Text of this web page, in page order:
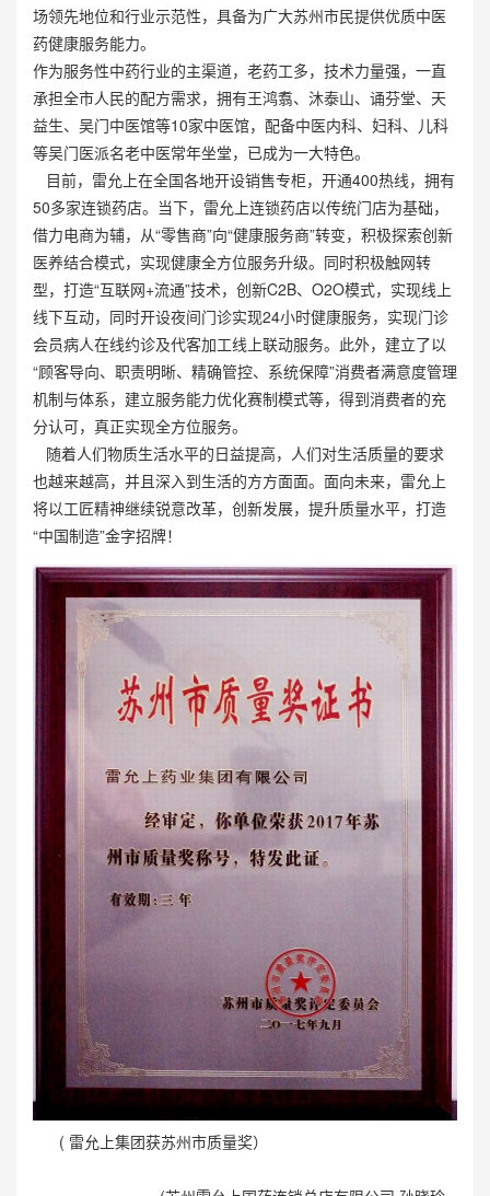
场领先地位和行业示范性，具备为广大苏州市民提供优质中医
药健康服务能力。
作为服务性中药行业的主渠道，老药工多，技术力量强，一直
承担全市人民的配方需求，拥有王鸿翥、沐泰山、诵芬堂、天
益生、吴门中医馆等10家中医馆，配备中医内科、妇科、儿科
等吴门医派名老中医常年坐堂，已成为一大特色。
目前，雷允上在全国各地开设销售专柜，开通400热线，拥有
50多家连锁药店。当下，雷允上连锁药店以传统门店为基础，
借力电商为辅，从“零售商”向“健康服务商”转变，积极探索创新
医养结合模式，实现健康全方位服务升级。同时积极触网转
型，打造“互联网+流通”技术，创新C2B、O2O模式，实现线上
线下互动，同时开设夜间门诊实现24小时健康服务，实现门诊
会员病人在线约诊及代客加工线上联动服务。此外，建立了以
“顾客导向、职责明晰、精确管控、系统保障”消费者满意度管理
机制与体系，建立服务能力优化赛制模式等，得到消费者的充
分认可，真正实现全方位服务。
随着人们物质生活水平的日益提高，人们对生活质量的要求
也越来越高，并且深入到生活的方方面面。面向未来，雷允上
将以工匠精神继续锐意改革，创新发展，提升质量水平，打造
“中国制造”金字招牌！
( 雷允上集团获苏州市质量奖）